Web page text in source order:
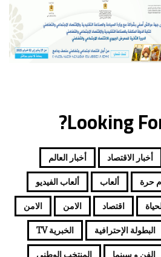
Looking
أخبار الاقتصاد أخبار العالم
حرة ألعاب ألعاب الفيديو
اقتصاد الامن الامن
البطولة الإحترافية الخبرية TV
الفن و سينما المنتخب الوطني